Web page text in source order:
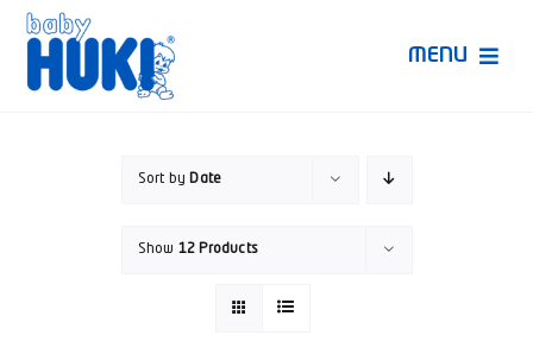
Skip
content
MENU
Sort by Date
Show 12 Products